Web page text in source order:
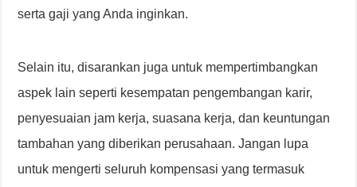
serta gaji yang Anda inginkan.
Selain itu, disarankan juga untuk mempertimbangkan
aspek lain seperti kesempatan pengembangan karir,
penyesuaian jam kerja, suasana kerja, dan keuntungan
tambahan yang diberikan perusahaan. Jangan lupa
untuk mengerti seluruh kompensasi yang termasuk